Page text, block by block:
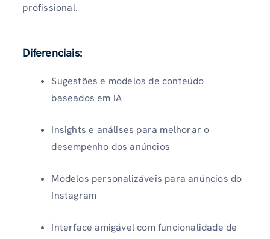
profissional.
Diferenciais:
Sugestões e modelos de conteúdo
baseados em IA
Insights e análises para melhorar o
desempenho dos anúncios
Modelos personalizáveis ​​para anúncios do
Instagram
Interface amigável com funcionalidade de